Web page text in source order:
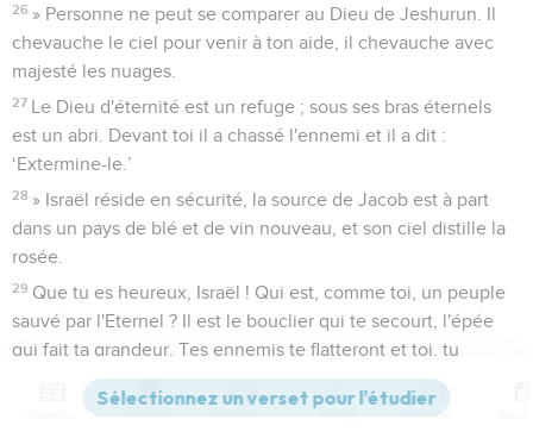
26 » Personne ne peut se comparer au Dieu de Jeshurun. Il
chevauche le ciel pour venir à ton aide, il chevauche avec
majesté les nuages.
27 Le Dieu d'éternité est un refuge ; sous ses bras éternels
est un abri. Devant toi il a chassé l'ennemi et il a dit :
‘Extermine-le.’
28 » Israël réside en sécurité, la source de Jacob est à part
dans un pays de blé et de vin nouveau, et son ciel distille la
rosée.
29 Que tu es heureux, Israël ! Qui est, comme toi, un peuple
sauvé par l'Eternel ? Il est le bouclier qui te secourt, l'épée
qui fait ta grandeur. Tes ennemis te flatteront et toi, tu
piétineras leurs hauteurs. »
Versions Commentaires Strong